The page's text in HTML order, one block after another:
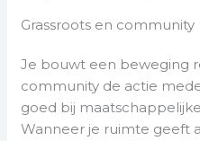
Grassroots en community
Je bouwt een beweging
community de actie
goed bij
Wanneer je ruimte geeft